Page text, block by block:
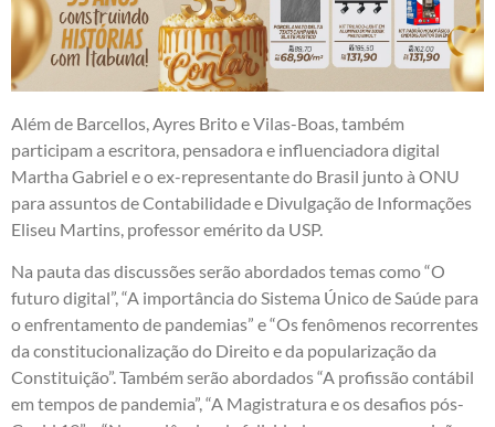
Além de Barcellos, Ayres Brito e Vilas-Boas, também
participam a escritora, pensadora e influenciadora digital
Martha Gabriel e o ex-representante do Brasil junto à ONU
para assuntos de Contabilidade e Divulgação de Informações
Eliseu Martins, professor emérito da USP.
Na pauta das discussões serão abordados temas como “O
futuro digital”, “A importância do Sistema Único de Saúde para
o enfrentamento de pandemias” e “Os fenômenos recorrentes
da constitucionalização do Direito e da popularização da
Constituição”. Também serão abordados “A profissão contábil
em tempos de pandemia”, “A Magistratura e os desafios pós-